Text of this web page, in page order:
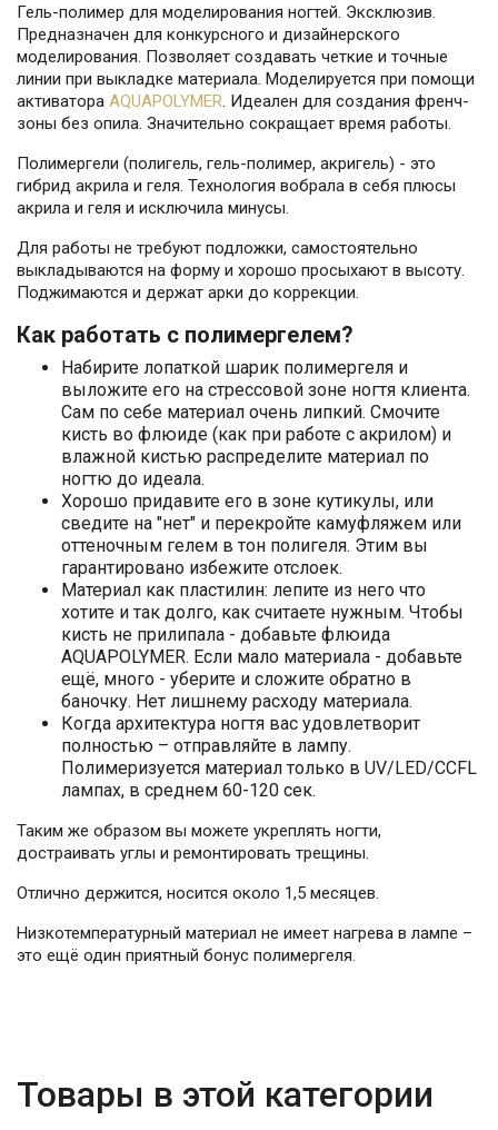
Гель-полимер для моделирования ногтей. Эксклюзив.
Предназначен для конкурсного и дизайнерского
моделирования. Позволяет создавать четкие и точные
линии при выкладке материала. Моделируется при помощи
активатора AQUAPOLYMER. Идеален для создания френч-
зоны без опила. Значительно сокращает время работы.
Полимергели (полигель, гель-полимер, акригель) - это
гибрид акрила и геля. Технология вобрала в себя плюсы
акрила и геля и исключила минусы.
Для работы не требуют подложки, самостоятельно
выкладываются на форму и хорошо просыхают в высоту.
Поджимаются и держат арки до коррекции.
Как работать с полимергелем?
Набирите лопаткой шарик полимергеля и
выложите его на стрессовой зоне ногтя клиента.
Сам по себе материал очень липкий. Смочите
кисть во флюиде (как при работе с акрилом) и
влажной кистью распределите материал по
ногтю до идеала.
Хорошо придавите его в зоне кутикулы, или
сведите на "нет" и перекройте камуфляжем или
оттеночным гелем в тон полигеля. Этим вы
гарантировано избежите отслоек.
Материал как пластилин: лепите из него что
хотите и так долго, как считаете нужным. Чтобы
кисть не прилипала - добавьте флюида
AQUAPOLYMER. Если мало материала - добавьте
ещё, много - уберите и сложите обратно в
баночку. Нет лишнему расходу материала.
Когда архитектура ногтя вас удовлетворит
полностью – отправляйте в лампу.
Полимеризуется материал только в UV/LED/CCFL
лампах, в среднем 60-120 сек.
Таким же образом вы можете укреплять ногти,
достраивать углы и ремонтировать трещины.
Отлично держится, носится около 1,5 месяцев.
Низкотемпературный материал не имеет нагрева в лампе –
это ещё один приятный бонус полимергеля.
Товары в этой категории